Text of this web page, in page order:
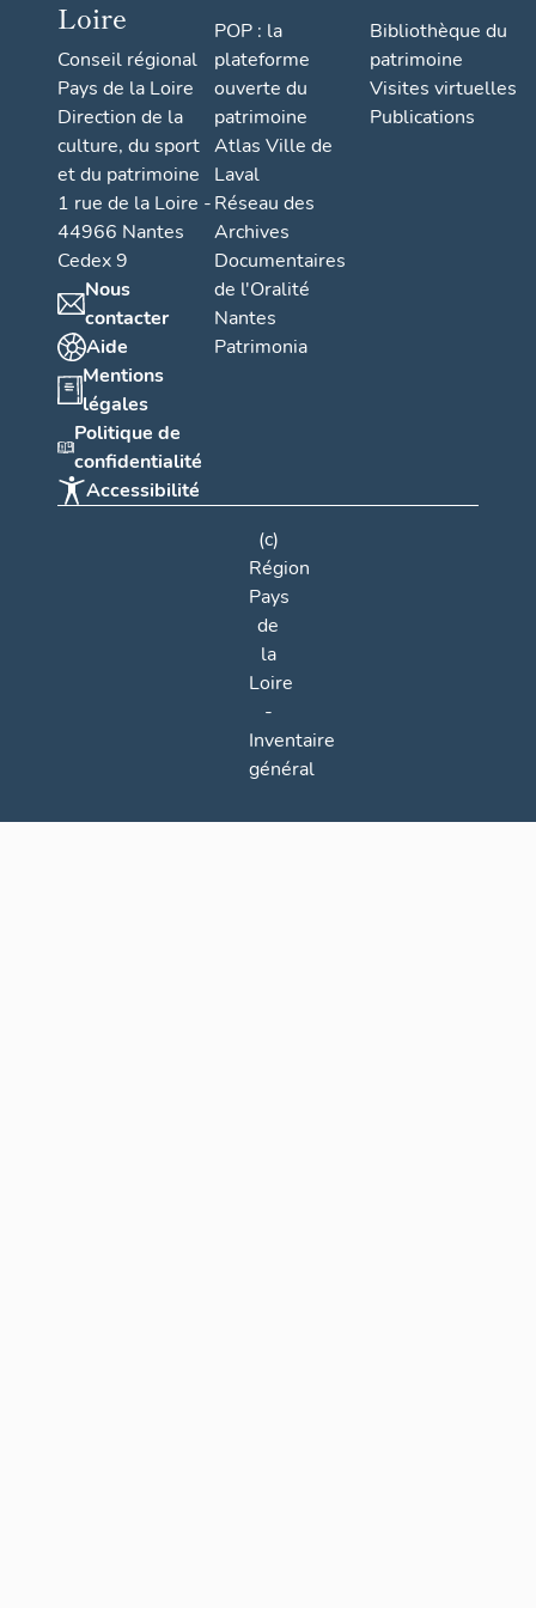
Loire
Conseil régional
Pays de la Loire
Direction de la
culture, du sport
et du patrimoine
1 rue de la Loire -
44966 Nantes
Cedex 9
Nous
contacter
Aide
Mentions
légales
Politique de
confidentialité
Accessibilité
POP : la
plateforme
ouverte du
patrimoine
Atlas Ville de
Laval
Réseau des
Archives
Documentaires
de l'Oralité
Nantes
Patrimonia
Bibliothèque du
patrimoine
Visites virtuelles
Publications
(c)
Région
Pays
de
la
Loire
-
Inventaire
général